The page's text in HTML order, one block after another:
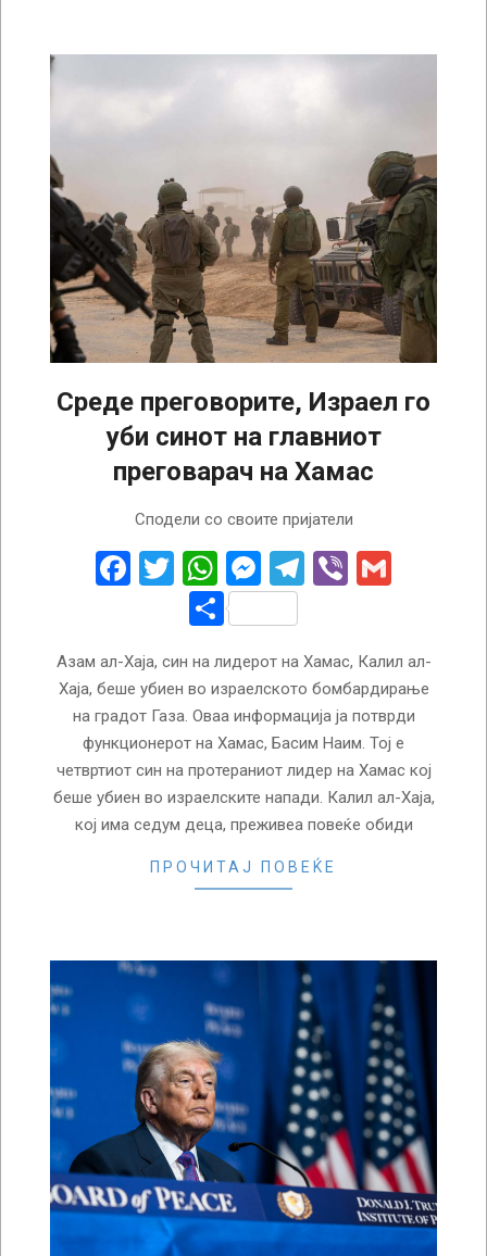
Среде преговорите, Израел го
уби синот на главниот
преговарач на Хамас
Сподели со своите пријатели
Facebook
Twitter
WhatsApp
Messenger
Telegram
Viber
Share
Азам ал-Хаја, син на лидерот на Хамас, Калил ал-
Хаја, беше убиен во израелското бомбардирање
на градот Газа. Оваа информација ја потврди
функционерот на Хамас, Басим Наим. Тој е
четвртиот син на протераниот лидер на Хамас кој
беше убиен во израелските напади. Калил ал-Хаја,
кој има седум деца, преживеа повеќе обиди
ПРОЧИТАЈ ПОВЕЌЕ